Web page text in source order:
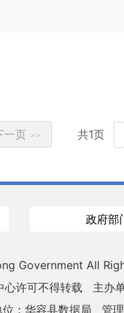
一页 >> 共1页
政府部
Government All
心许可不得转载
主办
位：华容县数据局 管